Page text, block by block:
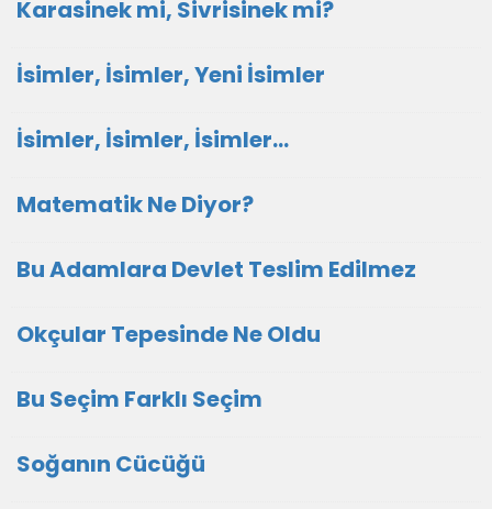
Karasinek mi, Sivrisinek mi?
İsimler, İsimler, Yeni İsimler
İsimler, İsimler, İsimler...
Matematik Ne Diyor?
Bu Adamlara Devlet Teslim Edilmez
Okçular Tepesinde Ne Oldu
Bu Seçim Farklı Seçim
Soğanın Cücüğü